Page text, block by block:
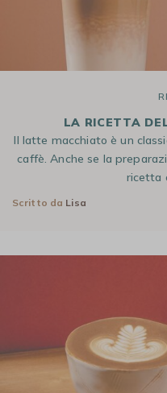
LA RICETTA
Il latte macchiato è un
caffè. Anche se la
ricetta
Scritto da Lisa